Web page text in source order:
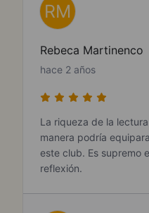
RM
Rebeca Martinenco
hace 2 años
La riqueza de la
manera podría
este club. Es supremo
reflexión.